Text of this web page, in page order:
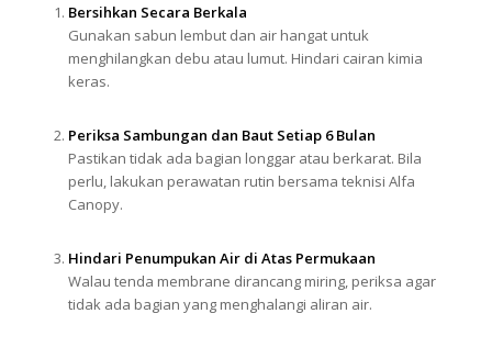
Bersihkan Secara Berkala
Gunakan sabun lembut dan air hangat untuk
menghilangkan debu atau lumut. Hindari cairan kimia
keras.
Periksa Sambungan dan Baut Setiap 6 Bulan
Pastikan tidak ada bagian longgar atau berkarat. Bila
perlu, lakukan perawatan rutin bersama teknisi Alfa
Canopy.
Hindari Penumpukan Air di Atas Permukaan
Walau tenda membrane dirancang miring, periksa agar
tidak ada bagian yang menghalangi aliran air.